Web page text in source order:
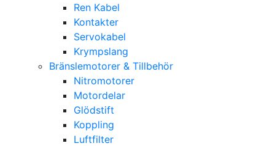
Ren Kabel
Kontakter
Servokabel
Krympslang
Bränslemotorer & Tillbehör
Nitromotorer
Motordelar
Glödstift
Koppling
Luftfilter